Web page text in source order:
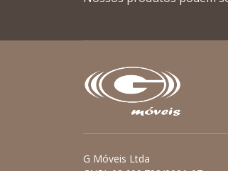
G Móveis Ltda